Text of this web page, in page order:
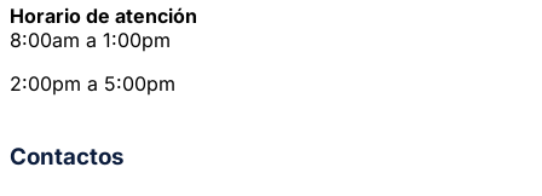
Horario de atención
8:00am a 1:00pm
2:00pm a 5:00pm
Contactos